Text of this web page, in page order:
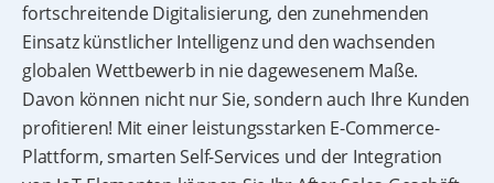
fortschreitende Digitalisierung, den zunehmenden
Einsatz künstlicher Intelligenz und den wachsenden
globalen Wettbewerb in nie dagewesenem Maße.
Davon können nicht nur Sie, sondern auch Ihre Kunden
profitieren! Mit einer leistungsstarken E-Commerce-
Plattform, smarten Self-Services und der Integration